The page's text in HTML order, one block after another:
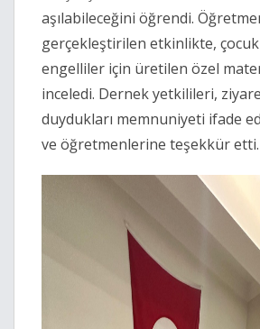
aşılabileceğini öğrendi.
gerçekleştirilen etkinlikte,
engelliler için üretilen özel
inceledi. Dernek yetkilileri,
duydukları memnuniyeti ifade
ve öğretmenlerine teşekkür etti.